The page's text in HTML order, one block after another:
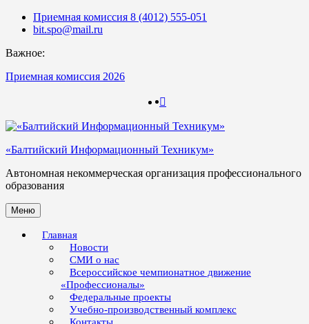
Skip
Приемная комиссия 8 (4012) 555-051
bit.spo@mail.ru
Важное:
Приемная комиссия 2026
«Балтийский Информационный Техникум»
Автономная некоммерческая организация профессионального
образования
Меню
Главная
Новости
СМИ о нас
Всероссийское чемпионатное движение
«Профессионалы»
Федеральные проекты
Учебно-производственный комплекс